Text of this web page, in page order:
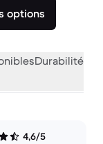
options
Durabilité
4,6/5